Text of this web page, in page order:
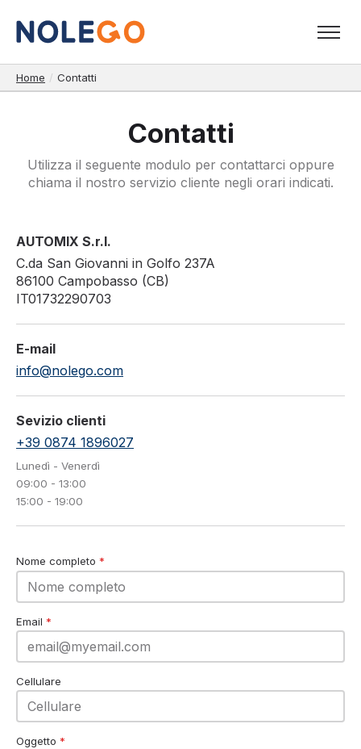
Home / Contatti
Contatti
Utilizza il seguente modulo per contattarci oppure
chiama il nostro servizio cliente negli orari indicati.
AUTOMIX S.r.l.
C.da San Giovanni in Golfo 237A
86100 Campobasso (CB)
IT01732290703
E-mail
info@nolego.com
Sevizio clienti
+39 0874 1896027
Lunedì - Venerdì
09:00 - 13:00
15:00 - 19:00
Nome completo *
Email *
Cellulare
Oggetto *